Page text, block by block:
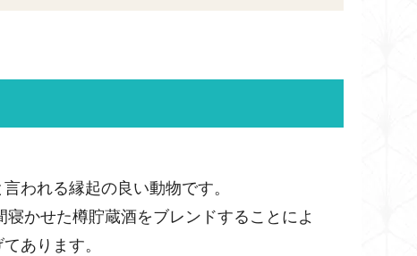
われる縁起の良い動物です。
かせた樽貯蔵酒をブレンドすることによ
あります。